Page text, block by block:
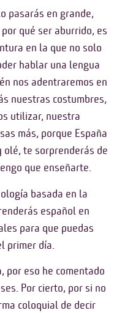
pasarás en grande,
qué ser aburrido, es
en la que no solo
hablar una lengua
nos adentraremos en
nuestras costumbres,
utilizar, nuestra
más, porque España
te sorprenderás de
que enseñarte.
basada en la
español en
para que puedas
primer día.
por eso he comentado
Por cierto, por si no
coloquial de decir